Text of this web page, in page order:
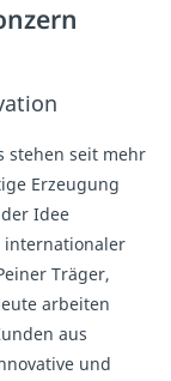
stehen seit mehr
Erzeugung
Idee
internationaler
Träger,
arbeiten
aus
und